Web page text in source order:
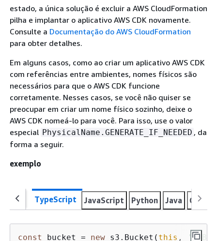
estado, a única solução é excluir a AWS CloudFormation
pilha e implantar o aplicativo AWS CDK novamente.
Consulte a Documentação do AWS CloudFormation
para obter detalhes.
Em alguns casos, como ao criar um aplicativo AWS CDK
com referências entre ambientes, nomes físicos são
necessários para que o AWS CDK funcione
corretamente. Nesses casos, se você não quiser se
preocupar em criar um nome físico sozinho, deixe o
AWS CDK nomeá-lo para você. Para isso, use o valor
especial PhysicalName.GENERATE_IF_NEEDED , da
forma a seguir.
exemplo
TypeScript JavaScript Python Java C#
const bucket = new s3.Bucket( this ,